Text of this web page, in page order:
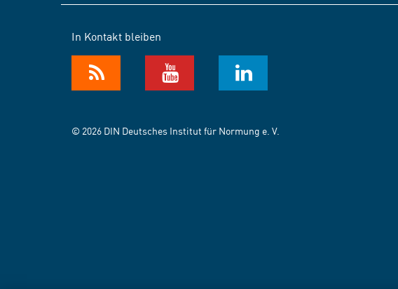
In Kontakt bleiben
© 2026 DIN Deutsches Institut für Normung e. V.